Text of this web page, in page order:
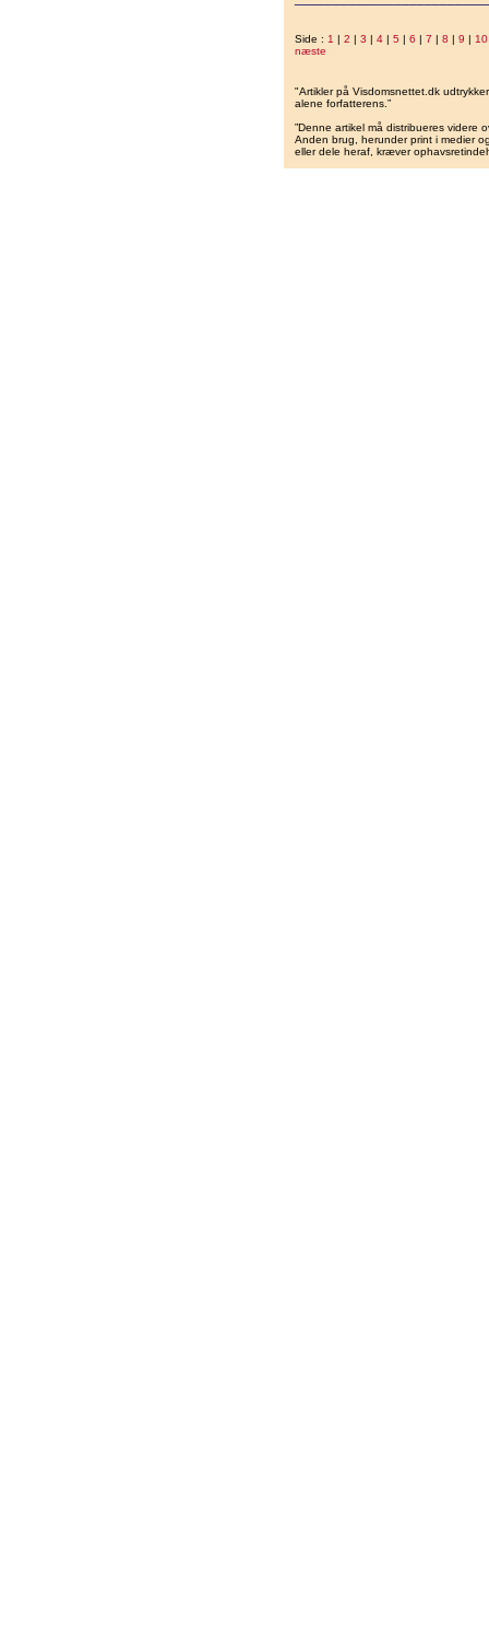
Side : 1 | 2 | 3 | 4 | 5 | 6 | 7 | 8 | 9 | 10
næste
"Artikler på Visdomsnettet.dk
alene forfatterens.”
”Denne artikel må distribueres videre
Anden brug, herunder print i medier
eller dele heraf, kræver